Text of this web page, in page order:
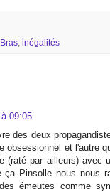
, inégalités
09:05
des deux
obsessionnel et l'autre
(raté par ailleurs) avec
ça Pinsolle nous nous
émeutes comme